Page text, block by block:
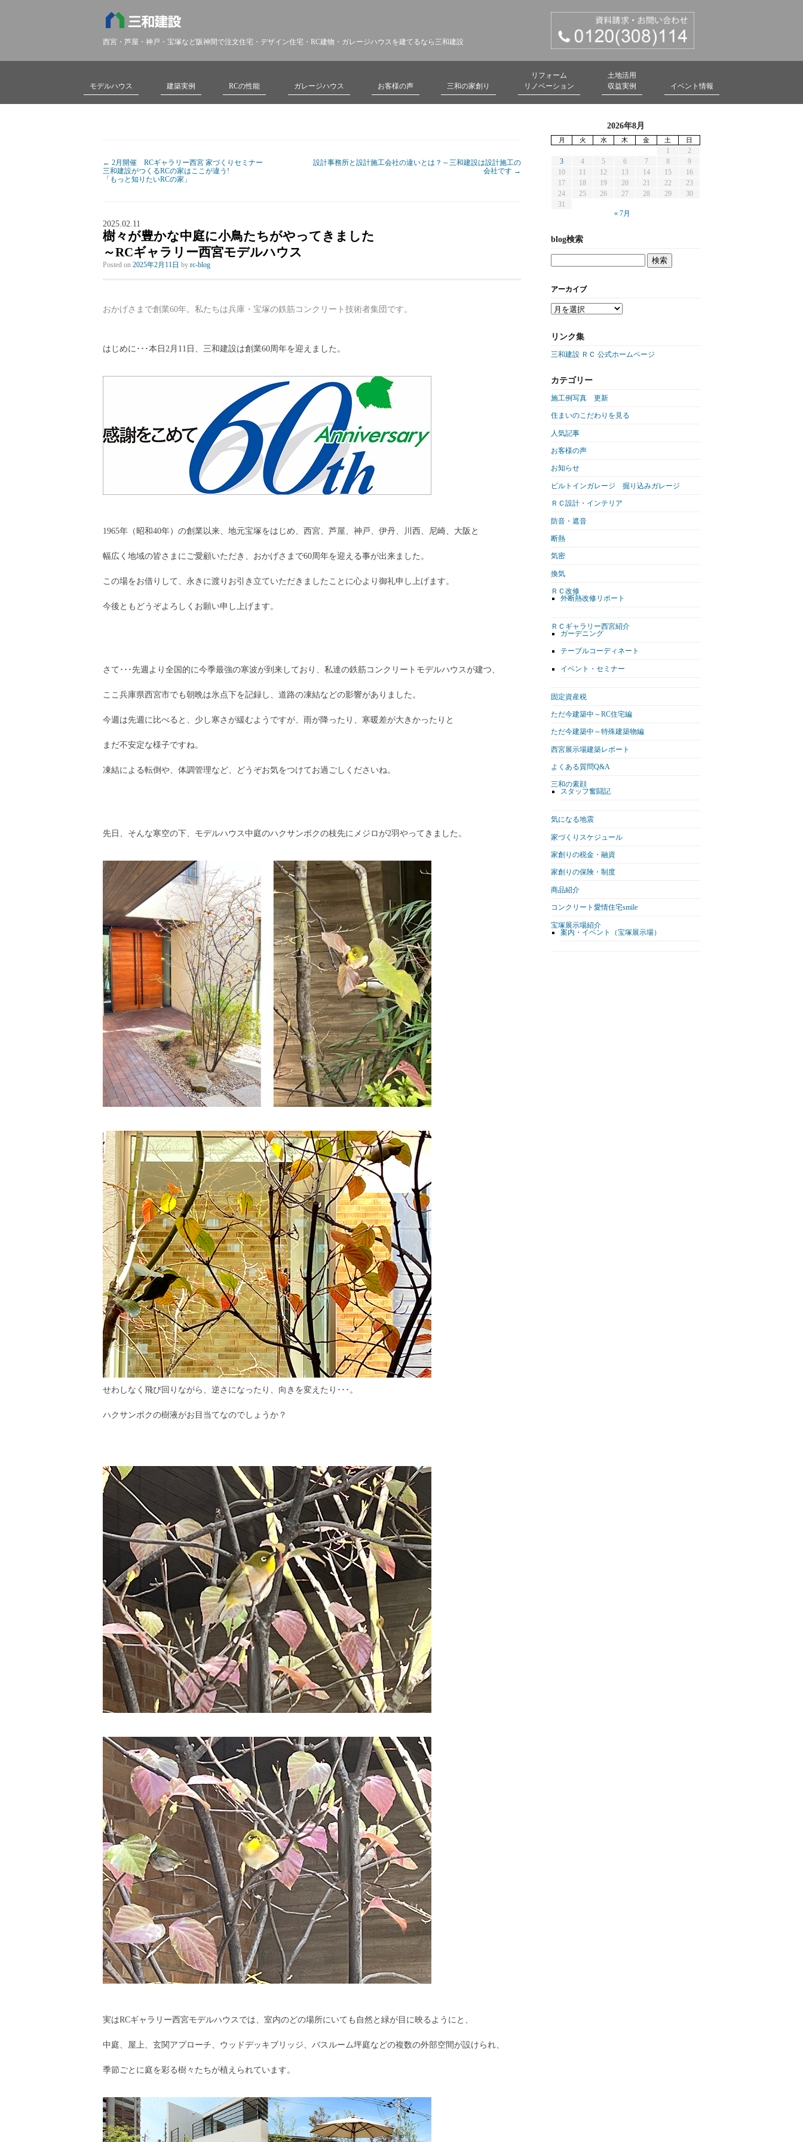
西宮・芦屋・神戸・宝塚など阪神間で注文住宅・デザイン住宅・RC建物・ガレージハウスを建てるなら三和建設
モデルハウス 建築実例 RCの性能 ガレージハウス お客様の声 三和の家創り
リフォーム
リノベーション
土地活用
収益実例
イベント情報
← 2月開催 RCギャラリー西宮 家づくりセミナー
三和建設がつくるRCの家はここが違う!
「もっと知りたいRCの家」
設計事務所と設計施工会社の違いとは？～三和建設は設計施工の
会社です →
2025.02.11
樹々が豊かな中庭に小鳥たちがやってきました
～RCギャラリー西宮モデルハウス
Posted on 2025年2月11日 by rc-blog
おかげさまで創業60年。私たちは兵庫・宝塚の鉄筋コンクリート技術者集団です。
はじめに･･･本日2月11日、三和建設は創業60周年を迎えました。
1965年（昭和40年）の創業以来、地元宝塚をはじめ、西宮、芦屋、神戸、伊丹、川西、尼崎、大阪と
幅広く地域の皆さまにご愛顧いただき、おかげさまで60周年を迎える事が出来ました。
この場をお借りして、永きに渡りお引き立ていただきましたことに心より御礼申し上げます。
今後ともどうぞよろしくお願い申し上げます。
さて･･･先週より全国的に今季最強の寒波が到来しており、私達の鉄筋コンクリートモデルハウスが建つ、
ここ兵庫県西宮市でも朝晩は氷点下を記録し、道路の凍結などの影響がありました。
今週は先週に比べると、少し寒さが緩むようですが、雨が降ったり、寒暖差が大きかったりと
まだ不安定な様子ですね。
凍結による転倒や、体調管理など、どうぞお気をつけてお過ごしくださいね。
先日、そんな寒空の下、モデルハウス中庭のハクサンボクの枝先にメジロが2羽やってきました。
せわしなく飛び回りながら、逆さになったり、向きを変えたり･･･。
ハクサンボクの樹液がお目当てなのでしょうか？
実はRCギャラリー西宮モデルハウスでは、室内のどの場所にいても自然と緑が目に映るようにと、
中庭、屋上、玄関アプローチ、ウッドデッキブリッジ、バスルーム坪庭などの複数の外部空間が設けられ、
季節ごとに庭を彩る樹々たちが植えられています。
2026年8月
月 火 水 木 金 土 日
1
2
3
4 5 6 7 8
9
10
11 12 13 14 15
16
17
18 19 20 21 22
23
24
25 26 27 28 29
30
31
« 7月
blog検索
アーカイブ
リンク集
三和建設 ＲＣ 公式ホームページ
カテゴリー
施工例写真 更新
住まいのこだわりを見る
人気記事
お客様の声
お知らせ
ビルトインガレージ 掘り込みガレージ
ＲＣ設計・インテリア
防音・遮音
断熱
気密
換気
ＲＣ改修
外断熱改修リポート
ＲＣギャラリー西宮紹介
ガーデニング
テーブルコーディネート
イベント・セミナー
固定資産税
ただ今建築中～RC住宅編
ただ今建築中～特殊建築物編
西宮展示場建築レポート
よくある質問Q&A
三和の素顔
スタッフ奮闘記
気になる地震
家づくりスケジュール
家創りの税金・融資
家創りの保険・制度
商品紹介
コンクリート愛情住宅smile
宝塚展示場紹介
案内・イベント（宝塚展示場）